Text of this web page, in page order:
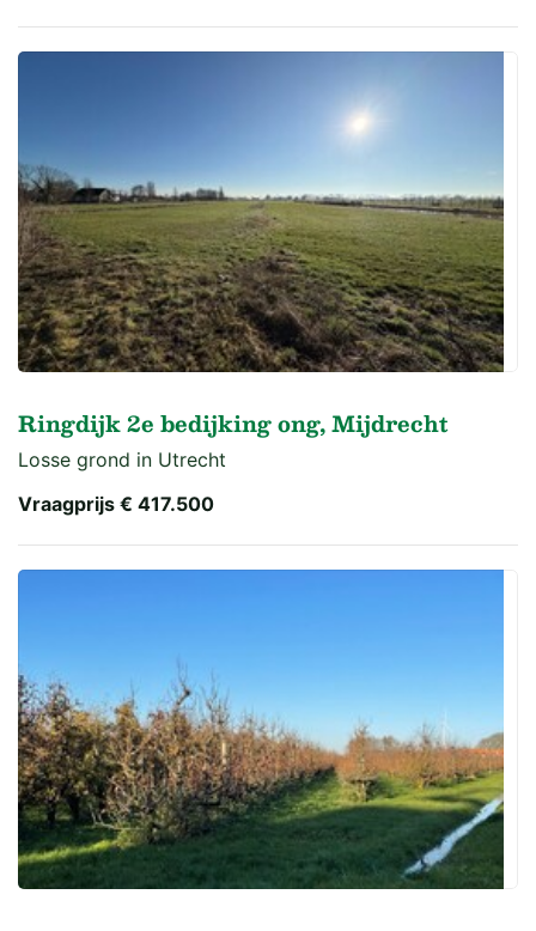
Ringdijk 2e bedijking ong, Mijdrecht
Losse grond in Utrecht
Vraagprijs € 417.500